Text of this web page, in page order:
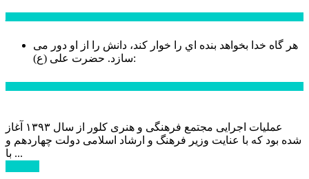
هر گاه خدا بخواهد بنده اي را خوار كند، دانش را از او دور می
سازد.حضرت علی (ع):
عملیات اجرایی مجتمع فرهنگی و هنری کلور از سال ۱۳۹۳ آغاز
شده بود که با عنایت وزیر فرهنگ و ارشاد اسلامی دولت چهاردهم و
با ...